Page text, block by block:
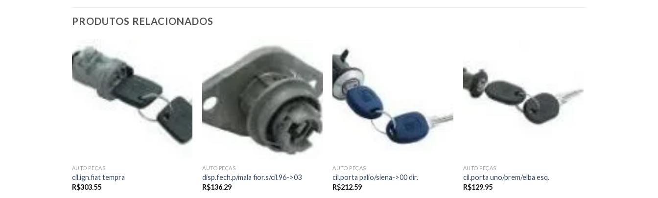
PRODUTOS RELACIONADOS
AUTO PEÇAS
cil.ign.fiat tempra
R$303.55
Add to
wishlist
AUTO PEÇAS
disp.fech.p/mala fior.s/cil.96->03
R$136.29
AUTO PEÇAS
cil.porta palio/siena->00 dir.
R$212.59
AUTO PEÇAS
cil.porta uno/prem/elba esq.
R$129.95